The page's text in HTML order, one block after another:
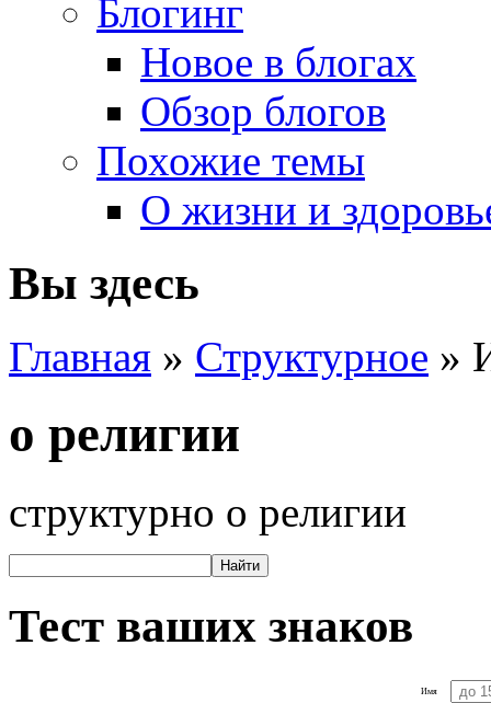
Блогинг
Новое в блогах
Обзор блогов
Похожие темы
О жизни и
Вы здесь
Главная » Структурное »
о религии
структурно о религии
Тест ваших знаков
Имя